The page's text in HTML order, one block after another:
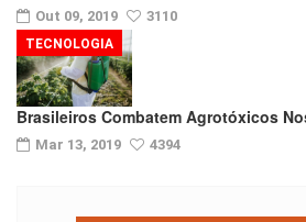
Out 09, 2019 3110
Brasileiros Combatem Agrotóxicos
Mar 13, 2019 4394
TECNOLOGIA